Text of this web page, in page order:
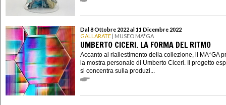
Dal 8 Ottobre 2022 al 11 Dicembre 2022
GALLARATE | MUSEO MA*GA
UMBERTO CICERI. LA FORMA DEL RITMO
Accanto al riallestimento della collezione, il MA*GA
la mostra personale di Umberto Ciceri. Il progetto
si concentra sulla produzi...